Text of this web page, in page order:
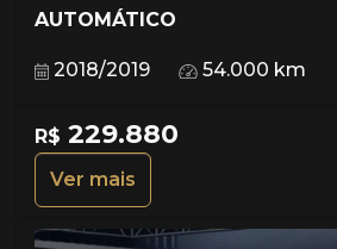
AUTOMÁTICO
2018/2019 54.000 km
R$ 229.880
Ver mais